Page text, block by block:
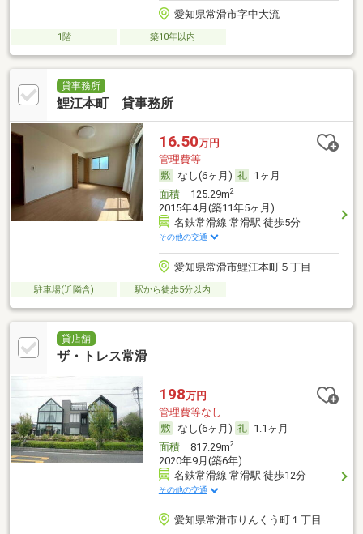
愛知県常滑市字中大流
1階 築10年以内
貸事務所
鯉江本町 貸事務所
16.50万円
管理費等-
なし(6ヶ月)
1ヶ月
面積125.29m2
2015年4月(築11年5ヶ月)
名鉄常滑線 常滑駅 徒歩5分
その他の交通
愛知県常滑市鯉江本町５丁目
駐車場(近隣含) 駅から徒歩5分以内
貸店舗
ザ・トレス常滑
198万円
管理費等なし
なし(6ヶ月)
1.1ヶ月
面積817.29m2
2020年9月(築6年)
名鉄常滑線 常滑駅 徒歩12分
その他の交通
愛知県常滑市りんくう町１丁目